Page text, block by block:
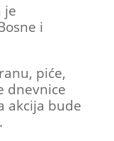
je
i
piće,
dnevnice
akcija bude